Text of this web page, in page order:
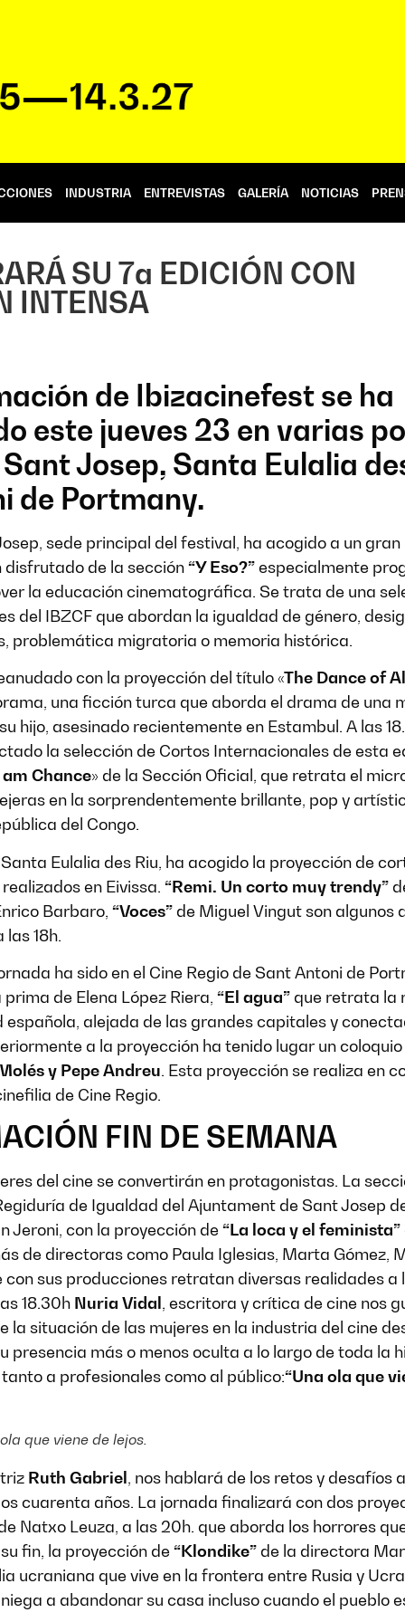
INDUSTRIA ENTREVISTAS GALERÍA NOTICIAS
SU 7a EDICIÓN CON
INTENSA
de Ibizacinefest se ha
este jueves 23 en varias
Josep, Santa Eulalia
de Portmany.
sede principal del festival, ha acogido a un gran
disfrutado de la sección“Y Eso?”especialmente
la educación cinematográfica. Se trata de una
del IBZCF que abordan la igualdad de género,
problemática migratoria o memoria histórica.
con la proyección del título«The Dance of
una ficción turca que aborda el drama de una
hijo, asesinado recientemente en Estambul. A las
la selección de Cortos Internacionales de esta
am Chance» de la Sección Oficial, que retrata el
en la sorprendentemente brillante, pop y
del Congo.
Eulalia des Riu, ha acogido la proyección de
en Eivissa. “Remi. Un corto muy trendy”
Barbaro, “Voces” de Miguel Vingut son algunos
18h.
ha sido en el Cine Regio de Sant Antoni de
de Elena López Riera, “El agua” que retrata la
española, alejada de las grandes capitales y
a la proyección ha tenido lugar un
y Pepe Andreu. Esta proyección se realiza en
de Cine Regio.
FIN DE SEMANA
del cine se convertirán en protagonistas. La
de Igualdad del Ajuntament de Sant Josep
Jeroni, con la proyección de“La loca y el feminista”
de directoras como Paula Iglesias, Marta Gómez,
sus producciones retratan diversas realidades a
18.30h Nuria Vidal , escritora y crítica de cine nos
la situación de las mujeres en la industria del cine
presencia más o menos oculta a lo largo de toda la
a profesionales como al público:“Una ola que
que viene de lejos.
Ruth Gabriel , nos hablará de los retos y desafíos
cuarenta años. La jornada finalizará con dos
Natxo Leuza, a las 20h. que aborda los horrores
fin, la proyección de“Klondike” de la directora
ucraniana que vive en la frontera entre Rusia y
a abandonar su casa incluso cuando el pueblo